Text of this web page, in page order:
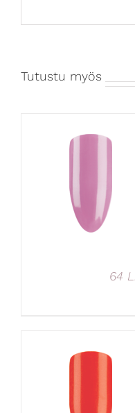
Tutustu myös
64